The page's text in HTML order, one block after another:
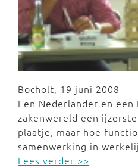
Bocholt, 19 juni 2008
Een Nederlander en een
zakenwereld een
plaatje, maar hoe
samenwerking in
Lees verder >>